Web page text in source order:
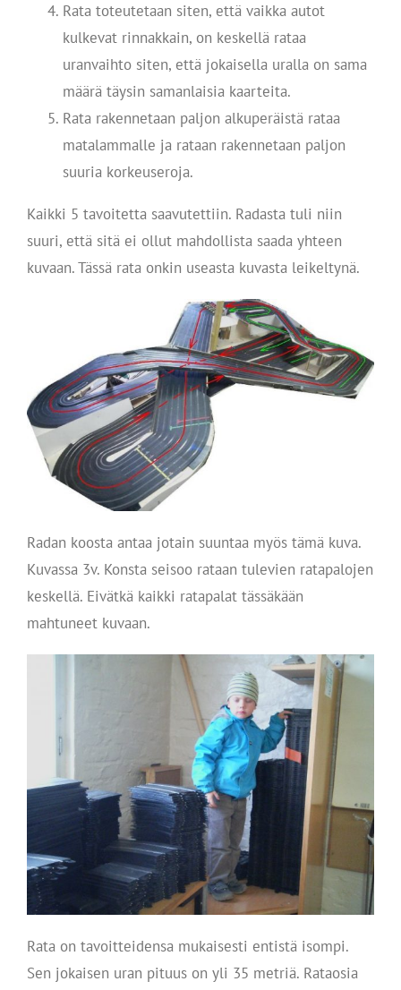
Rata toteutetaan siten, että vaikka autot
kulkevat rinnakkain, on keskellä rataa
uranvaihto siten, että jokaisella uralla on sama
määrä täysin samanlaisia kaarteita.
Rata rakennetaan paljon alkuperäistä rataa
matalammalle ja rataan rakennetaan paljon
suuria korkeuseroja.
Kaikki 5 tavoitetta saavutettiin. Radasta tuli niin
suuri, että sitä ei ollut mahdollista saada yhteen
kuvaan. Tässä rata onkin useasta kuvasta leikeltynä.
Radan koosta antaa jotain suuntaa myös tämä kuva.
Kuvassa 3v. Konsta seisoo rataan tulevien ratapalojen
keskellä. Eivätkä kaikki ratapalat tässäkään
mahtuneet kuvaan.
Rata on tavoitteidensa mukaisesti entistä isompi.
Sen jokaisen uran pituus on yli 35 metriä. Rataosia